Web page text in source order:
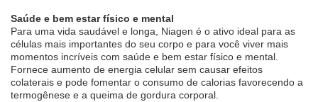
Saúde e bem estar físico e mental
Para uma vida saudável e longa, Niagen é o ativo ideal para as
células mais importantes do seu corpo e para você viver mais
momentos incríveis com saúde e bem estar físico e mental.
Fornece aumento de energia celular sem causar efeitos
colaterais e pode fomentar o consumo de calorias favorecendo a
termogênese e a queima de gordura corporal.